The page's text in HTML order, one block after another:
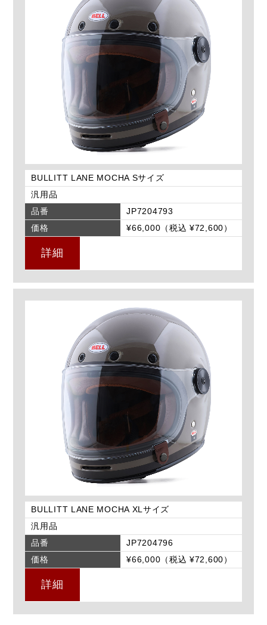
BULLITT LANE MOCHA Sサイズ
汎用品
品番
JP7204793
価格
¥66,000（税込 ¥72,600）
詳細
BULLITT LANE MOCHA XLサイズ
汎用品
品番
JP7204796
価格
¥66,000（税込 ¥72,600）
詳細